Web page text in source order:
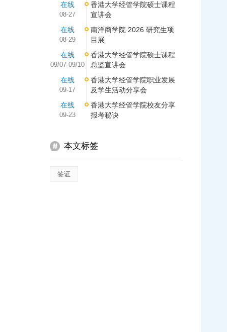
在线
08-27
香港大学经管学院硕士课程
宣讲会
在线
08-29
南洋商学院 2026 研究生项
目展
在线
09/07-09/10
香港大学经管学院硕士课程
总监宣讲会
在线
09-17
香港大学经管学院职业发展
及学生活动分享会
在线
09-23
香港大学经管学院校友分享
报考秘诀
本文标签
签证